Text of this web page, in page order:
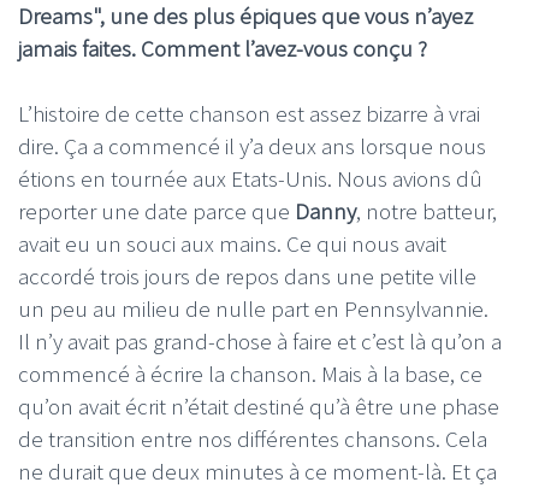
Dreams", une des plus épiques que vous n’ayez
jamais faites. Comment l’avez-vous conçu ?
L’histoire de cette chanson est assez bizarre à vrai
dire. Ça a commencé il y’a deux ans lorsque nous
étions en tournée aux Etats-Unis. Nous avions dû
reporter une date parce que Danny, notre batteur,
avait eu un souci aux mains. Ce qui nous avait
accordé trois jours de repos dans une petite ville
un peu au milieu de nulle part en Pennsylvannie.
Il n’y avait pas grand-chose à faire et c’est là qu’on a
commencé à écrire la chanson. Mais à la base, ce
qu’on avait écrit n’était destiné qu’à être une phase
de transition entre nos différentes chansons. Cela
ne durait que deux minutes à ce moment-là. Et ça